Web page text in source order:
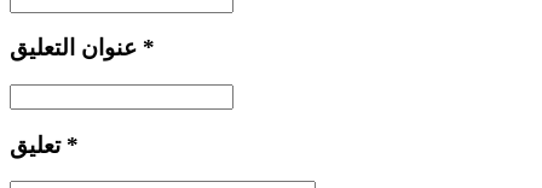
*
تعليق *